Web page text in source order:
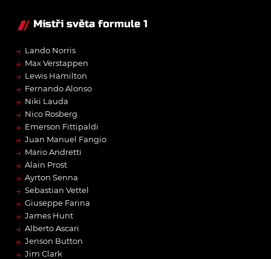
Mistři světa formule 1
→ Lando Norris
→ Max Verstappen
→ Lewis Hamilton
→ Fernando Alonso
→ Niki Lauda
→ Nico Rosberg
→ Emerson Fittipaldi
→ Juan Manuel Fangio
→ Mario Andretti
→ Alain Prost
→ Ayrton Senna
→ Sebastian Vettel
→ Giuseppe Farina
→ James Hunt
→ Alberto Ascari
→ Jenson Button
→ Jim Clark